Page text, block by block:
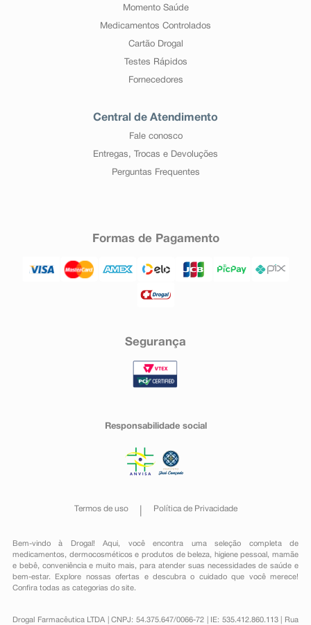
Momento Saúde
Medicamentos Controlados
Cartão Drogal
Testes Rápidos
Fornecedores
Central de Atendimento
Fale conosco
Entregas, Trocas e Devoluções
Perguntas Frequentes
Formas de Pagamento
Segurança
Responsabilidade social
Termos de uso Política de Privacidade
Bem-vindo à Drogal! Aqui, você encontra uma seleção completa de
medicamentos , dermocosméticos e produtos de beleza, higiene pessoal ,mamãe
e bebê, conveniênciae muito mais, para atender suas necessidades de saúde e
bem-estar. Explore nossas ofertas e descubra o cuidado que você merece!
Confira todas as categorias do site.
Drogal Farmacêutica LTDA | CNPJ: 54.375.647/0066-72 | IE: 535.412.860.113 | Rua